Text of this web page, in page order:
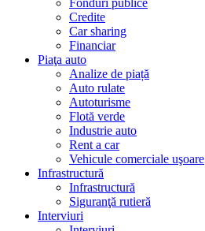
Fonduri publice
Credite
Car sharing
Financiar
Piaţa auto
Analize de piață
Auto rulate
Autoturisme
Flotă verde
Industrie auto
Rent a car
Vehicule comerciale uşoare
Infrastructură
Infrastructură
Siguranţă rutieră
Interviuri